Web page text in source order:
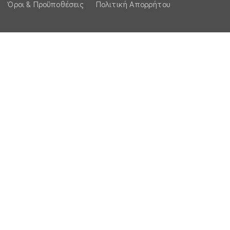
Όροι & Προϋποθέσεις Πολιτική Απορρήτου